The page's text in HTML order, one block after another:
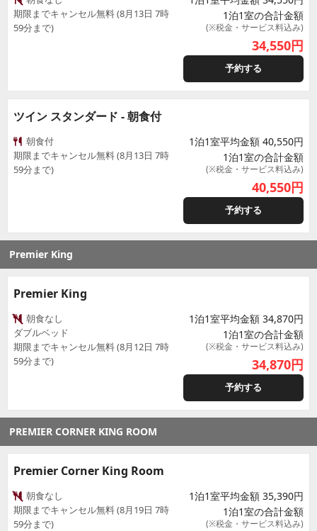
期限までキャンセル無料 (8月13日 7時
59分まで)
1泊1室の合計金額
(※税金・サービス料込み)
34,550円
予約する
ツイン スタンダード - 朝食付
朝食付
期限までキャンセル無料 (8月13日 7時
59分まで)
1泊1室平均金額 40,550円
1泊1室の合計金額
(※税金・サービス料込み)
40,550円
予約する
Premier King
Premier King
朝食なし
ダブルベッド
期限までキャンセル無料 (8月12日 7時
59分まで)
1泊1室平均金額 34,870円
1泊1室の合計金額
(※税金・サービス料込み)
34,870円
予約する
PREMIER CORNER KING ROOM
Premier Corner King Room
朝食なし
期限までキャンセル無料 (8月19日 7時
59分まで)
1泊1室平均金額 35,390円
1泊1室の合計金額
(※税金・サービス料込み)